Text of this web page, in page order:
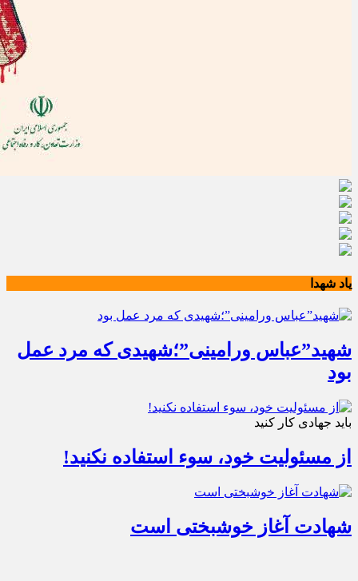
یاد شهدا
شهید”عباس ورامینی”؛شهیدی که مرد عمل
بود
باید جهادی کار کنید
از مسئولیت خود، سوء استفاده نکنید!
شهادت آغاز خوشبختی است